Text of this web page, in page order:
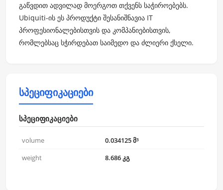
გაწვდით ადვილად მოერგოთ თქვენს საჭიროებებს.
Ubiquiti-ის ეს პროდუქტი შესანიშნავია IT
პროფესიონალებისთვის და კომპანიებისთვის,
რომლებსაც სჭირდებათ საიმედო და ძლიერი ქსელი.
სპეციფიკაციები
სპეციფიკაციები
volume
0.034125 მ³
weight
8.686 კგ